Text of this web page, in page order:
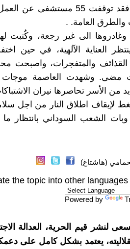
راجمات البرهان وقاذفات حميدتي. فقد توقفت 55
الى غير رجعة، وكُتبت
العناية الآلهية، في حين
القذائف والمتفجرات، واصبحت
مضى. وشهدت العاصمة موجات
من الأسر تحاصرها نيران
لإيقاف اطلاق النار من اجل
وبات الشعب السوداني بانتظار
(هاشتاغ)
the topic into other languages
Powered by
قيم الحرية، العدالة
يعتمد بشكل كامل على